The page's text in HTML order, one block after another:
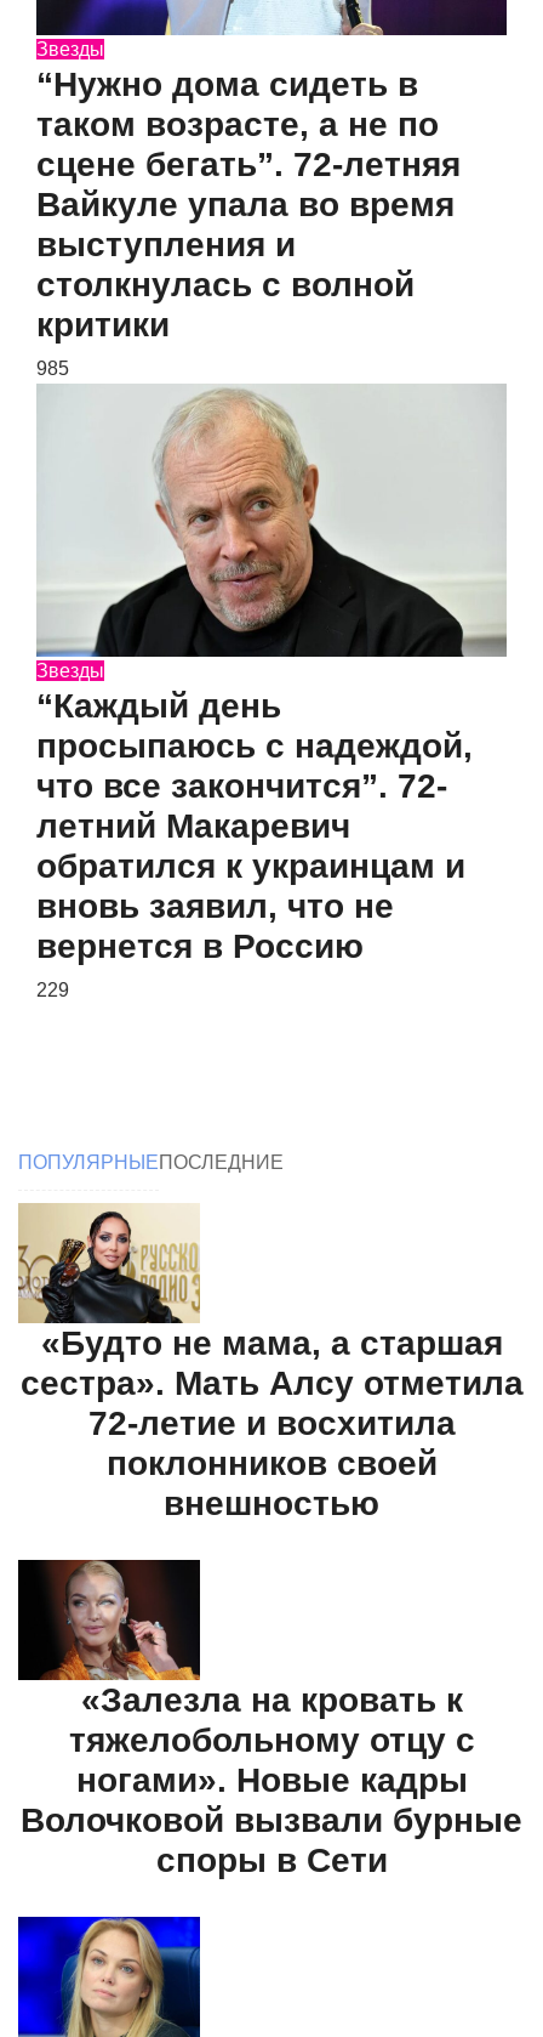
Звезды
“Нужно дома сидеть в
таком возрасте, а не по
сцене бегать”. 72-летняя
Вайкуле упала во время
выступления и
столкнулась с волной
критики
985
Звезды
“Каждый день
просыпаюсь с надеждой,
что все закончится”. 72-
летний Макаревич
обратился к украинцам и
вновь заявил, что не
вернется в Россию
229
ПОПУЛЯРНЫЕПОСЛЕДНИЕ
«Будто не мама, а старшая
сестра». Мать Алсу отметила
72-летие и восхитила
поклонников своей
внешностью
«Залезла на кровать к
тяжелобольному отцу с
ногами». Новые кадры
Волочковой вызвали бурные
споры в Сети